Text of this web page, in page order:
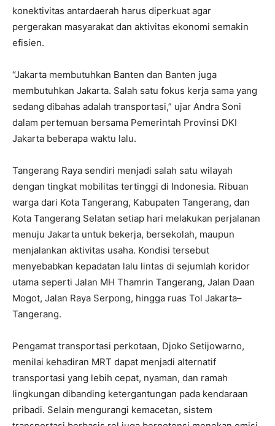
konektivitas antardaerah harus diperkuat agar
pergerakan masyarakat dan aktivitas ekonomi semakin
efisien.
“Jakarta membutuhkan Banten dan Banten juga
membutuhkan Jakarta. Salah satu fokus kerja sama yang
sedang dibahas adalah transportasi,” ujar Andra Soni
dalam pertemuan bersama Pemerintah Provinsi DKI
Jakarta beberapa waktu lalu.
Tangerang Raya sendiri menjadi salah satu wilayah
dengan tingkat mobilitas tertinggi di Indonesia. Ribuan
warga dari Kota Tangerang, Kabupaten Tangerang, dan
Kota Tangerang Selatan setiap hari melakukan perjalanan
menuju Jakarta untuk bekerja, bersekolah, maupun
menjalankan aktivitas usaha. Kondisi tersebut
menyebabkan kepadatan lalu lintas di sejumlah koridor
utama seperti Jalan MH Thamrin Tangerang, Jalan Daan
Mogot, Jalan Raya Serpong, hingga ruas Tol Jakarta–
Tangerang.
Pengamat transportasi perkotaan, Djoko Setijowarno,
menilai kehadiran MRT dapat menjadi alternatif
transportasi yang lebih cepat, nyaman, dan ramah
lingkungan dibanding ketergantungan pada kendaraan
pribadi. Selain mengurangi kemacetan, sistem